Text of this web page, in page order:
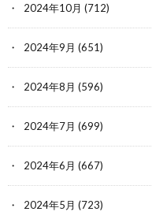
2024年10月 (712)
2024年9月 (651)
2024年8月 (596)
2024年7月 (699)
2024年6月 (667)
2024年5月 (723)